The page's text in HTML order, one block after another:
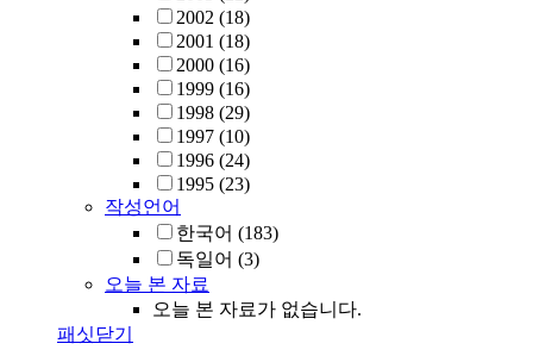
2002 (18)
2001 (18)
2000 (16)
1999 (16)
1998 (29)
1997 (10)
1996 (24)
1995 (23)
작성언어
한국어 (183)
독일어 (3)
오늘 본 자료
오늘 본 자료가 없습니다.
패싯닫기